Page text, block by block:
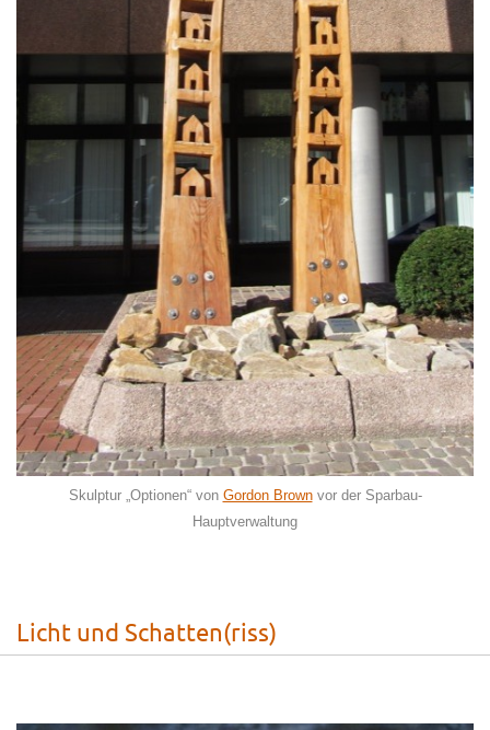
Skulptur „Optionen“ von Gordon Brownvor der Sparbau-
Hauptverwaltung
Licht und Schatten(riss)